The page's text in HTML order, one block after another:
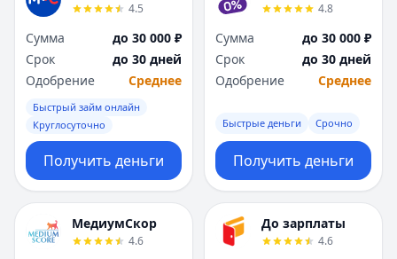
4.5
Сумма
до 30 000 ₽
Срок
до 30 дней
Одобрение
Среднее
Быстрый займ онлайн
Круглосуточно
Получить деньги
4.8
Сумма
до 30 000 ₽
Срок
до 30 дней
Одобрение
Среднее
Быстрые деньги Срочно
Получить деньги
МедиумСкор
4.6
До зарплаты
4.6